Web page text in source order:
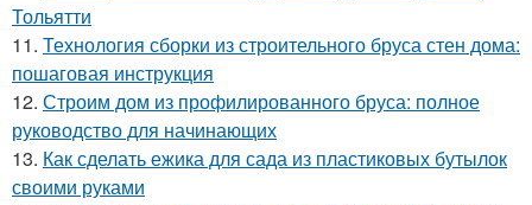
Тольятти
11. Технология сборки из строительного бруса стен дома:
пошаговая инструкция
12. Строим дом из профилированного бруса: полное
руководство для начинающих
13. Как сделать ежика для сада из пластиковых бутылок
своими руками